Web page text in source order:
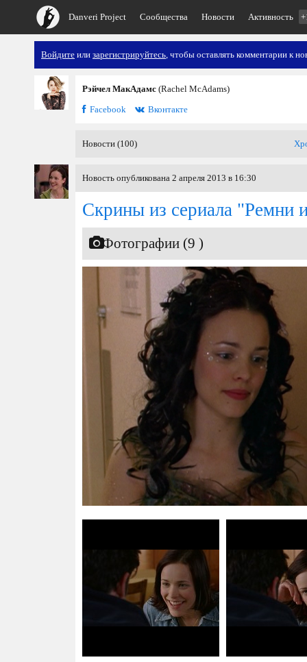
Danveri Project Сообщества Новости Активность
Войдите или зарегистрируйтесь, чтобы оставлять комментарии к
Рэйчел МакАдамс (Rachel McAdams)
Facebook
Вконтакте
Новости (100)
Новость опубликована 2 апреля 2013 в 16:30
Скрины из сериала "Ремни
Фотографии (9 )